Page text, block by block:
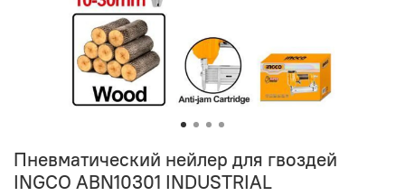
Пневматический нейлер для гвоздей
INGCO ABN10301 INDUSTRIAL